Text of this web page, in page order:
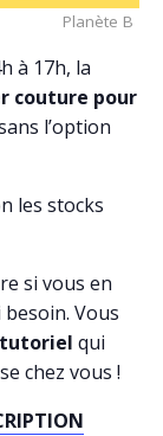
Planète B
à 17h, la
couture pour
l’option
les stocks
si vous en
Vous
qui
chez vous !